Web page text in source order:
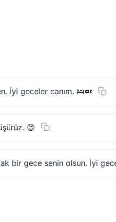
İyi geceler canım. 🛌💤
😊
bir gece senin olsun. İyi